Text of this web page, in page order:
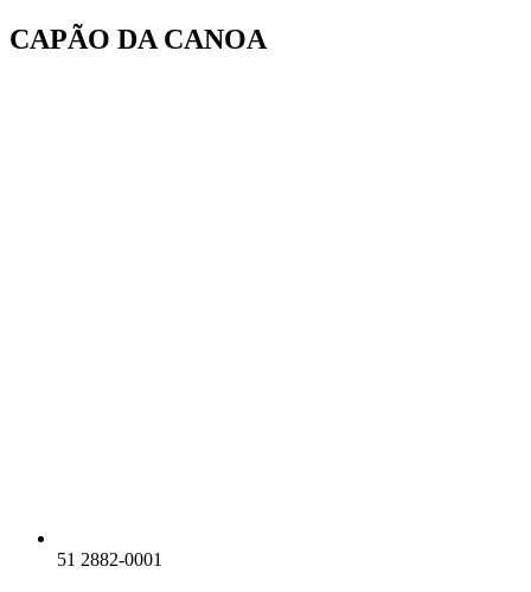
Ir
para
CAPÃO DA CANOA
51 2882-0001